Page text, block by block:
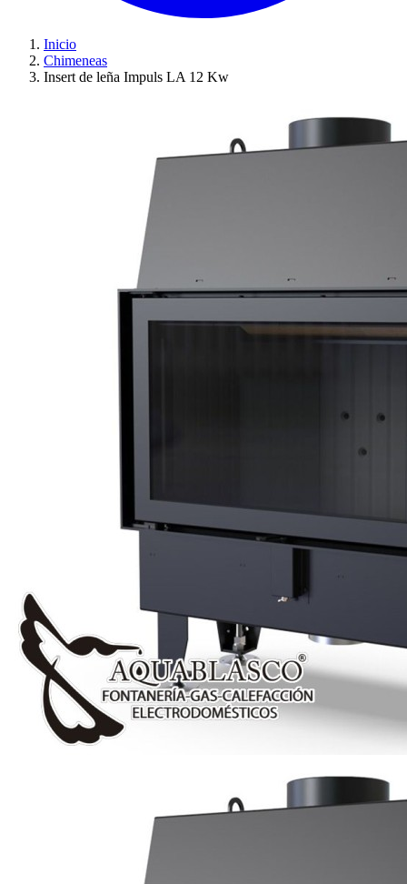
Inicio
Chimeneas
Insert de leña Impuls LA 12 Kw